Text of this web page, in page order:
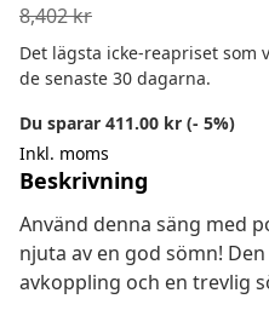
8,402kr
Det lägsta icke-reapriset som
de senaste 30 dagarna.
Du sparar 411.00 kr (- 5%)
Inkl. moms
Beskrivning
Använd denna säng med
njuta av en god sömn!
avkoppling och en trevlig